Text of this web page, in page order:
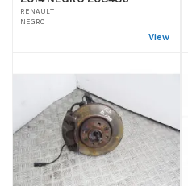
RENAULT
NEGRO
View